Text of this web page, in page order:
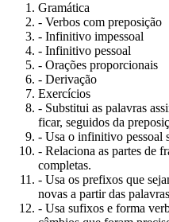
Gramática
- Verbos com preposição
- Infinitivo impessoal
- Infinitivo pessoal
- Orações proporcionais
- Derivação
Exercícios
- Substitui as palavras
ficar, seguidos da
- Usa o infinitivo pessoal
- Relaciona as partes de
completas.
- Usa os prefixos que
novas a partir das
- Usa sufixos e forma